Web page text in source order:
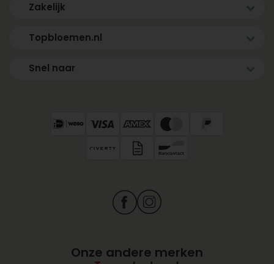
Zakelijk
Topbloemen.nl
Snel naar
Onze andere merken